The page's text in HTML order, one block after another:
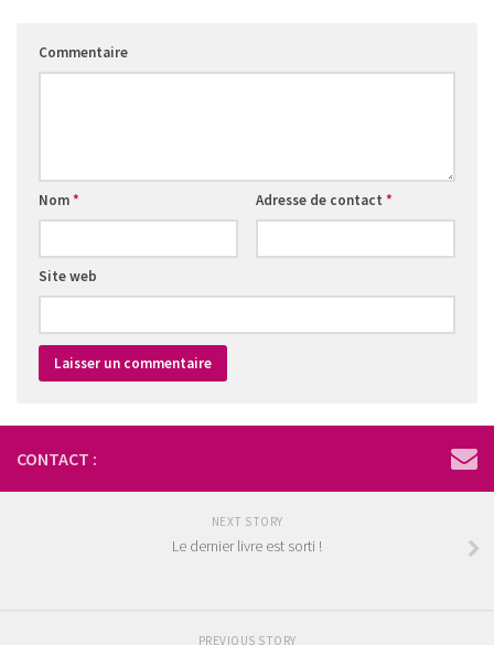
Commentaire
Nom* Adresse de contact *
Site web
CONTACT :
NEXT STORY
Le dernier livre est sorti !
PREVIOUS STORY